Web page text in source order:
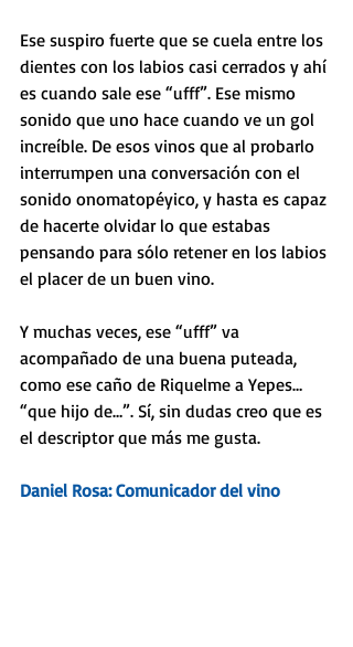
Ese suspiro fuerte que se cuela entre los
dientes con los labios casi cerrados y ahí
es cuando sale ese “ufff”. Ese mismo
sonido que uno hace cuando ve un gol
increíble. De esos vinos que al probarlo
interrumpen una conversación con el
sonido onomatopéyico, y hasta es capaz
de hacerte olvidar lo que estabas
pensando para sólo retener en los labios
el placer de un buen vino.
Y muchas veces, ese “ufff” va
acompañado de una buena puteada,
como ese caño de Riquelme a Yepes…
“que hijo de…”. Sí, sin dudas creo que es
el descriptor que más me gusta.
Daniel Rosa: Comunicador del vino